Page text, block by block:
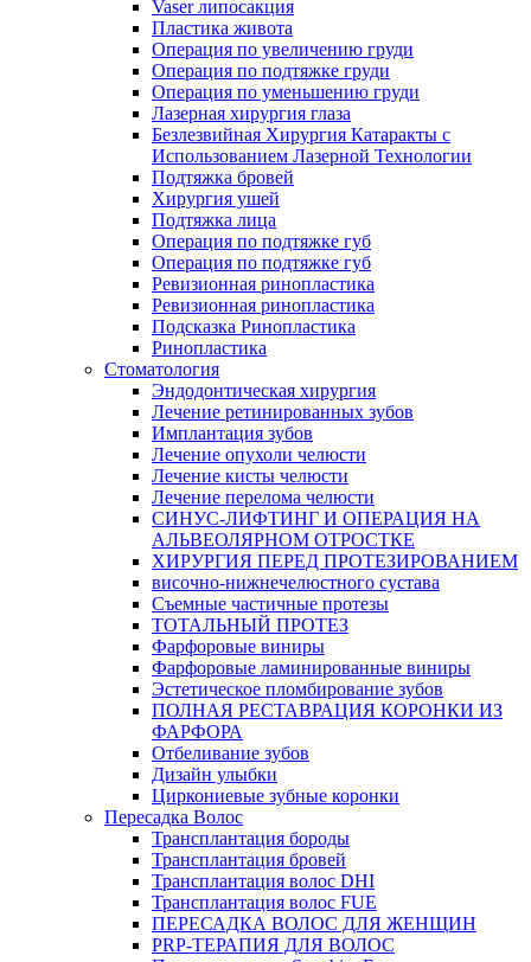
Vaser липосакция
Пластика живота
Операция по увеличению груди
Операция по подтяжке груди
Операция по уменьшению груди
Лазерная хирургия глаза
Безлезвийная Хирургия Катаракты с
Использованием Лазерной Технологии
Подтяжка бровей
Хирургия ушей
Подтяжка лица
Операция по подтяжке губ
Операция по подтяжке губ
Ревизионная ринопластика
Ревизионная ринопластика
Подсказка Ринопластика
Ринопластика
Стоматология
Эндодонтическая хирургия
Лечение ретинированных зубов
Имплантация зубов
Лечение опухоли челюсти
Лечение кисты челюсти
Лечение перелома челюсти
СИНУС-ЛИФТИНГ И ОПЕРАЦИЯ НА
АЛЬВЕОЛЯРНОМ ОТРОСТКЕ
ХИРУРГИЯ ПЕРЕД ПРОТЕЗИРОВАНИЕМ
височно-нижнечелюстного сустава
Съемные частичные протезы
ТОТАЛЬНЫЙ ПРОТЕЗ
Фарфоровые виниры
Фарфоровые ламинированные виниры
Эстетическое пломбирование зубов
ПОЛНАЯ РЕСТАВРАЦИЯ КОРОНКИ ИЗ
ФАРФОРА
Отбеливание зубов
Дизайн улыбки
Циркониевые зубные коронки
Пересадка Волос
Трансплантация бороды
Трансплантация бровей
Трансплантация волос DHI
Трансплантация волос FUE
ПЕРЕСАДКА ВОЛОС ДЛЯ ЖЕНЩИН
PRP-ТЕРАПИЯ ДЛЯ ВОЛОС